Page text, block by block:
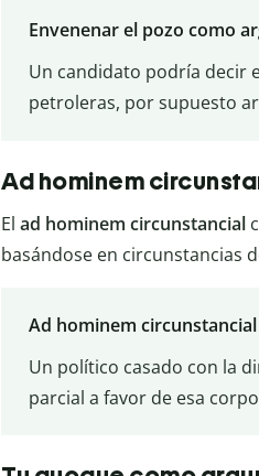
Envenenar el pozo como
Un candidato podría decir
petroleras, por supuesto
Ad hominem
El ad hominem circunstancial
basándose en circunstancias
Ad hominem
Un político casado con la
parcial a favor de esa